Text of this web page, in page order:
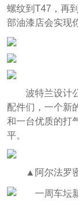
螺纹到T47，再
部油漆店会实现
波特兰设计
配件们，一个新
和一台优质的打
平。
▲阿尔法罗